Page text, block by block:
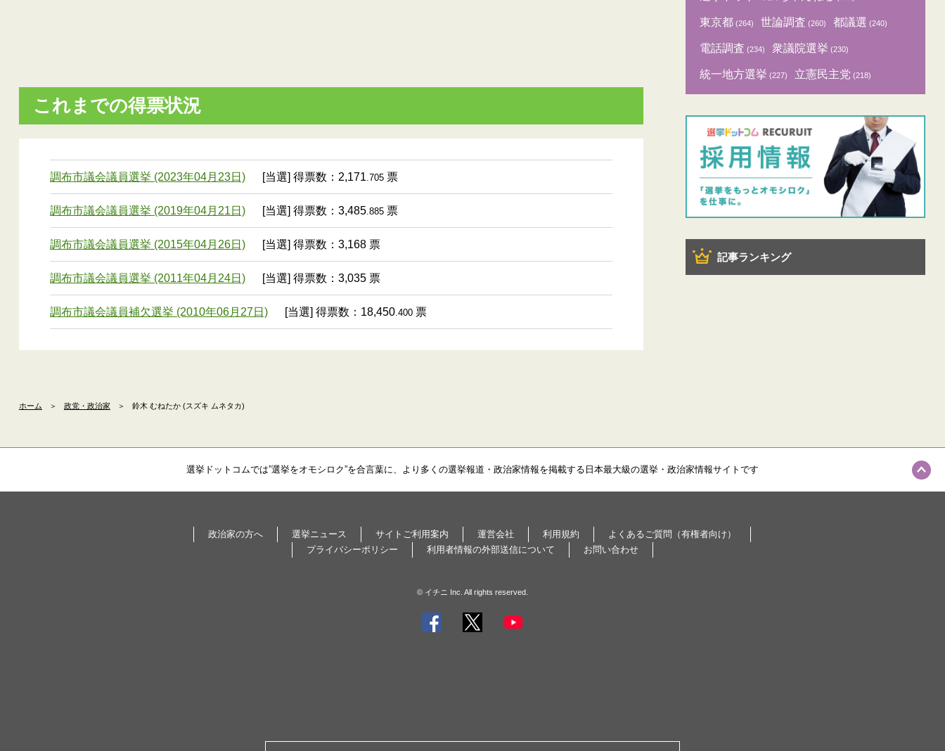
これまでの得票状況
調布市議会議員選挙 (2023年04月23日) [当選] 得票数：2,171.705 票
調布市議会議員選挙 (2019年04月21日) [当選] 得票数：3,485.885 票
調布市議会議員選挙 (2015年04月26日) [当選] 得票数：3,168 票
調布市議会議員選挙 (2011年04月24日) [当選] 得票数：3,035 票
調布市議会議員補欠選挙 (2010年06月27日) [当選] 得票数：18,450.400 票
東京都 (264) 世論調査 (260) 都議選 (240)
電話調査 (234) 衆議院選挙 (230)
統一地方選挙 (227) 立憲民主党 (218)
記事ランキング
ホーム ＞ 政党・政治家 ＞ 鈴木 むねたか (スズキ ムネタカ)
選挙ドットコムでは”選挙をオモシロク”を合言葉に、より多くの選挙報道・政治家情報を掲載する日本最大級の選挙・政治家情報サイトです
政治家の方へ 選挙ニュース サイトご利用案内 運営会社 利用規約
よくあるご質問（有権者向け）
プライバシーポリシー
利用者情報の外部送信について お問い合わせ
© イチニ Inc. All rights reserved.